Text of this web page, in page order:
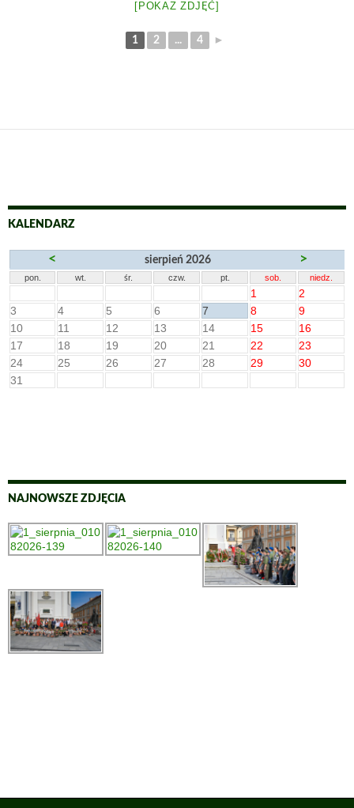
[POKAZ ZDJĘĆ]
1 2 ... 4 ►
KALENDARZ
< sierpień 2026 >
pon. wt. śr. czw. pt. sob. niedz.
1
2
3
4 5 6 7 8
9
10
11 12 13 14 15
16
17
18 19 20 21 22
23
24
25 26 27 28 29
30
31
NAJNOWSZE ZDJĘCIA